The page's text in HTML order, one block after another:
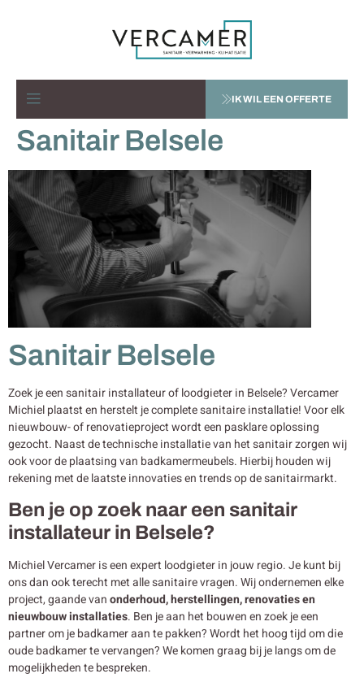
IK WIL EEN OFFERTE
Sanitair Belsele
Sanitair Belsele
Zoek je een sanitair installateur of loodgieter in Belsele? Vercamer
Michiel plaatst en herstelt je complete sanitaire installatie! Voor elk
nieuwbouw- of renovatieproject wordt een pasklare oplossing
gezocht. Naast de technische installatie van het sanitair zorgen wij
ook voor de plaatsing van badkamermeubels. Hierbij houden wij
rekening met de laatste innovaties en trends op de sanitairmarkt.
Ben je op zoek naar een sanitair
installateur in Belsele?
Michiel Vercamer is een expert loodgieter in jouw regio. Je kunt bij
ons dan ook terecht met alle sanitaire vragen. Wij ondernemen elke
project, gaande vanonderhoud, herstellingen, renovaties en
nieuwbouwinstallaties. Ben je aan het bouwen en zoek je een
partner om je badkamer aan te pakken? Wordt het hoog tijd om die
oude badkamer te vervangen? We komen graag bij je langs om de
mogelijkheden te bespreken.